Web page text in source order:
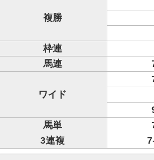
複勝
枠連
馬連
ワイド
馬単
3連複